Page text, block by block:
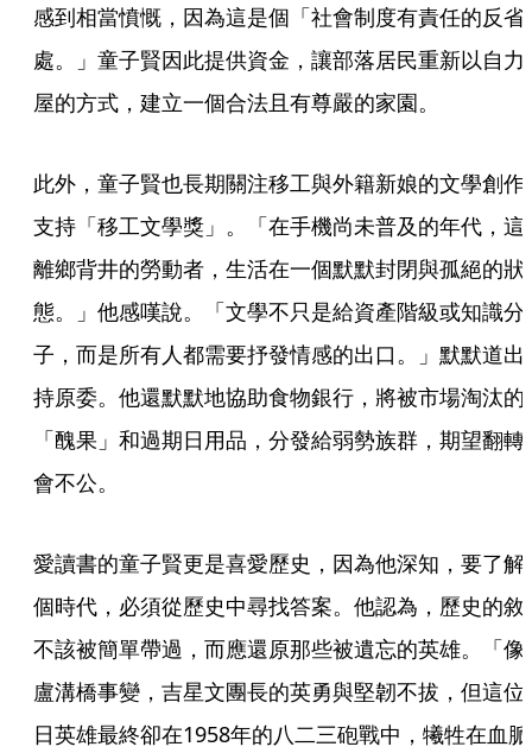
感到相當憤慨，因為這是個「社會制度有責任的反省
處。」童子賢因此提供資金，讓部落居民重新以自力
屋的方式，建立一個合法且有尊嚴的家園。
此外，童子賢也長期關注移工與外籍新娘的文學創作
支持「移工文學獎」。「在手機尚未普及的年代，這
離鄉背井的勞動者，生活在一個默默封閉與孤絕的狀
態。」他感嘆說。「文學不只是給資產階級或知識分
子，而是所有人都需要抒發情感的出口。」默默道出
持原委。他還默默地協助食物銀行，將被市場淘汰的
「醜果」和過期日用品，分發給弱勢族群，期望翻轉
會不公。
愛讀書的童子賢更是喜愛歷史，因為他深知，要了解
個時代，必須從歷史中尋找答案。他認為，歷史的敘
不該被簡單帶過，而應還原那些被遺忘的英雄。「像
盧溝橋事變，吉星文團長的英勇與堅韌不拔，但這位
日英雄最終卻在1958年的八二三砲戰中，犧牲在血脈